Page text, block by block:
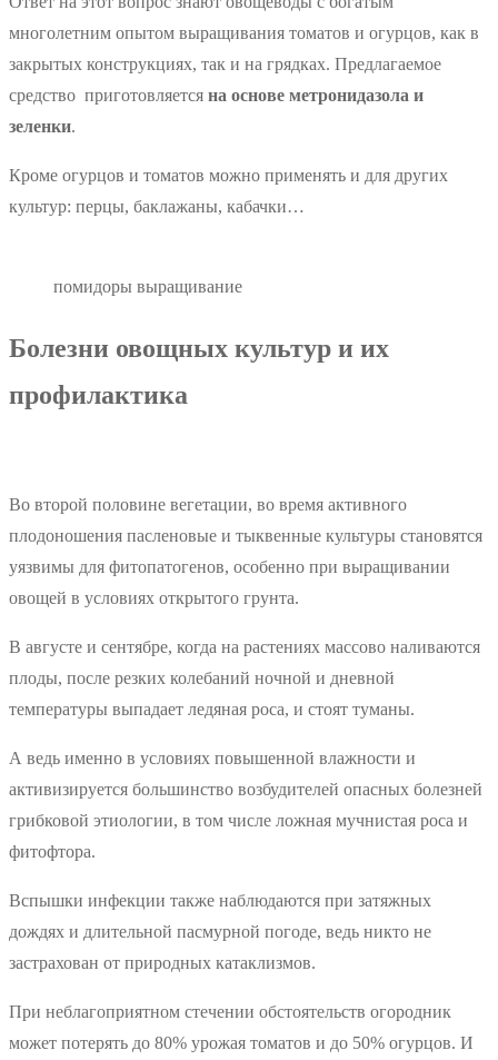
многолетним опытом выращивания томатов и огурцов, как в
закрытых конструкциях, так и на грядках. Предлагаемое
средство приготовляется на основе метронидазола и
зеленки.
Кроме огурцов и томатов можно применять и для других
культур: перцы, баклажаны, кабачки…
помидоры выращивание
Болезни овощных культур и их
профилактика
Во второй половине вегетации, во время активного
плодоношения пасленовые и тыквенные культуры становятся
уязвимы для фитопатогенов, особенно при выращивании
овощей в условиях открытого грунта.
В августе и сентябре, когда на растениях массово наливаются
плоды, после резких колебаний ночной и дневной
температуры выпадает ледяная роса, и стоят туманы.
А ведь именно в условиях повышенной влажности и
активизируется большинство возбудителей опасных болезней
грибковой этиологии, в том числе ложная мучнистая роса и
фитофтора.
Вспышки инфекции также наблюдаются при затяжных
дождях и длительной пасмурной погоде, ведь никто не
застрахован от природных катаклизмов.
При неблагоприятном стечении обстоятельств огородник
может потерять до 80% урожая томатов и до 50% огурцов. И